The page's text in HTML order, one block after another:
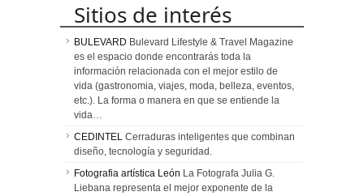
Sitios de interés
BULEVARD Bulevard Lifestyle & Travel Magazine
es el espacio donde encontrarás toda la
información relacionada con el mejor estilo de
vida (gastronomia, viajes, moda, belleza, eventos,
etc.). La forma o manera en que se entiende la
vida…
CEDINTEL Cerraduras inteligentes que combinan
diseño, tecnología y seguridad.
Fotografia artística León La Fotografa Julia G.
Liebana representa el mejor exponente de la